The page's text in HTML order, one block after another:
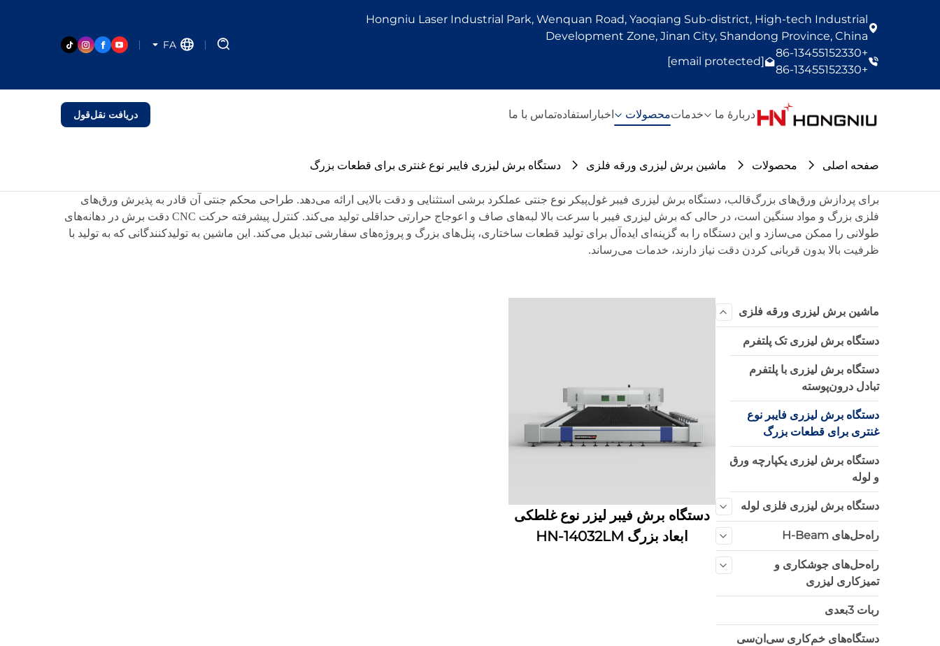
Hongniu Laser Industrial Park, Wenquan Road, Yaoqiang Sub-district, High-tech Industrial
Development Zone, Jinan City, Shandong Province, China
+86-13455152330
+86-13455152330
[email protected]
FA
دربارهٔ ما خدماتمحصولات اخبار استفادهتماس با ما دریافت نقل‌قول
صفحه اصلی محصولات ماشین برش لیزری ورقه فلزی دستگاه برش لیزری فایبر نوع غنتری برای قطعات بزرگ
برای پردازش ورق‌های بزرگ‌قالب، دستگاه برش لیزری فیبر غول‌پیکر نوع جنتی عملکرد برشی استثنایی و دقت بالایی ارائه می‌دهد. طراحی محکم جنتی آن قادر به پذیرش ورق‌های
فلزی بزرگ و مواد سنگین است، در حالی که برش لیزری فیبر با سرعت بالا لبه‌های صاف و اعوجاج حرارتی حداقلی تولید می‌کند. کنترل پیشرفته حرکت CNC دقت برش در دهانه‌های
طولانی را ممکن می‌سازد و این دستگاه را به گزینه‌ای ایده‌آل برای تولید قطعات ساختاری، پنل‌های بزرگ و پروژه‌های سفارشی تبدیل می‌کند. این ماشین به تولیدکنندگانی که به تولید با
ظرفیت بالا بدون قربانی کردن دقت نیاز دارند، خدمات می‌رساند.
ماشین برش لیزری ورقه فلزی
دستگاه برش لیزری تک پلتفرم
دستگاه برش لیزری با پلتفرم
تبادل درون‌پوسته
دستگاه برش لیزری فایبر نوع
غنتری برای قطعات بزرگ
دستگاه برش لیزری یکپارچه ورق
و لوله
دستگاه برش لیزری فلزی لوله
راه‌حل‌های H-Beam
راه‌حل‌های جوشکاری و
تمیزکاری لیزری
ربات 3بعدی
دستگاه‌های خم‌کاری سی‌ان‌سی
دستگاه برش فیبر لیزر نوع غلطکی
ابعاد بزرگ HN-14032LM